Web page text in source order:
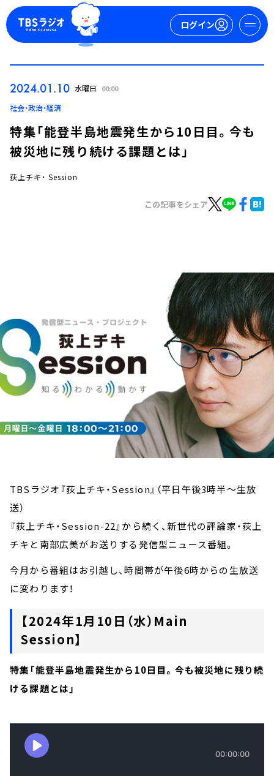
ログイン
会社情報
2024.01.10 水曜日 00:00
社会・政治・経済
特集「能登半島地震発生から10日目。今も
被災地に残り続ける課題とは」
荻上チキ・ Session
この記事をシェア
TBSラジオ『荻上チキ・Session』（平日午後3時半～生放
送）
『荻上チキ・Session-22』から続く、新世代の評論家・荻上
チキと南部広美がお送りする発信型ニュース番組。
今月から番組はお引越し、時間帯が午後6時からの生放送
に変わります！
【2024年1月10日（水）Main
Session】
特集「能登半島地震発生から10日目。今も被災地に残り続
ける課題とは」